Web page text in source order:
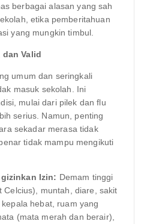
berbagai alasan yang sah
etika pemberitahuan
yang mungkin timbul.
dan Valid
umum dan seringkali
masuk sekolah. Ini
mulai dari pilek dan flu
serius. Namun, penting
sekadar merasa tidak
tidak mampu mengikuti
Izin: Demam tinggi
Celcius), muntah, diare, sakit
hebat, ruam yang
(mata merah dan berair),